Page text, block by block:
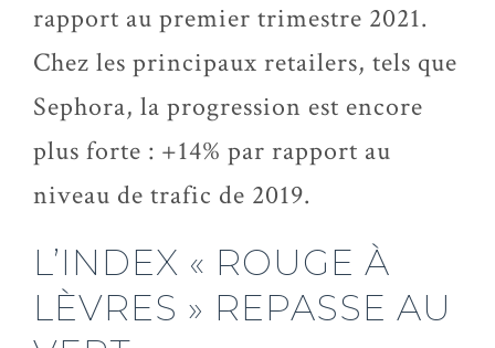
rapport au premier trimestre 2021.
Chez les principaux retailers, tels que
Sephora, la progression est encore
plus forte : +14% par rapport au
niveau de trafic de 2019.
L’INDEX « ROUGE À
LÈVRES » REPASSE AU